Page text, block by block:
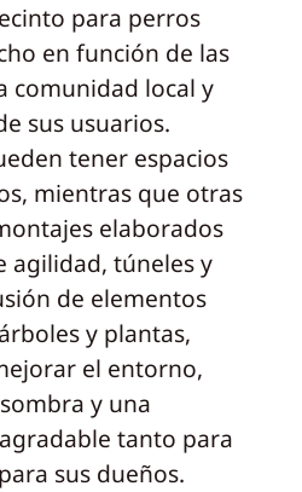
para perros
en función de las
comunidad local y
sus usuarios.
tener espacios
mientras que otras
elaborados
agilidad, túneles y
de elementos
y plantas,
el entorno,
y una
tanto para
sus dueños.